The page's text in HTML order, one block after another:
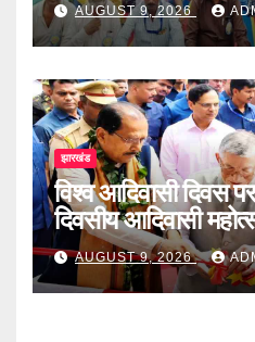
AUGUST 9, 2026
झारखंड
विश्व आदिवासी दिवस पर
दिवसीय आदिवासी
AUGUST 9, 2026